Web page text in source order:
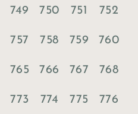
749 750 751 752
757 758 759 760
765 766 767 768
773 774 775 776